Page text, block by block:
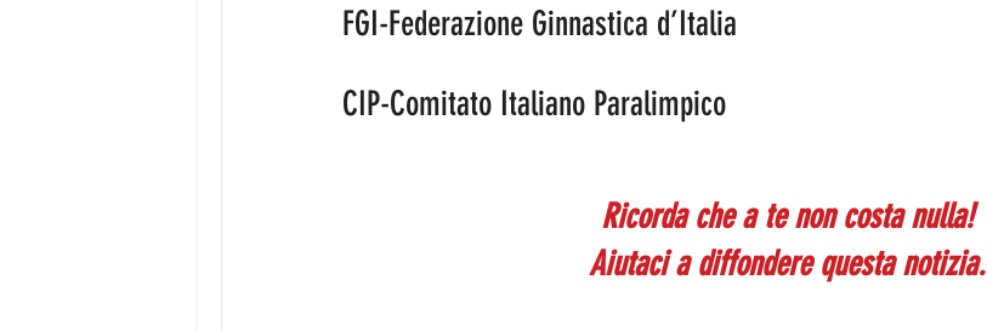
FGI-Federazione Ginnastica d’Italia
CIP-Comitato Italiano Paralimpico
Ricorda che a te non costa nulla!
Aiutaci a diffondere questa notizia.